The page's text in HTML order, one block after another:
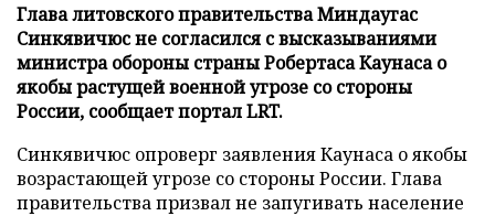
Глава литовского правительства Миндаугас
Синкявичюс не согласился с высказываниями
министра обороны страны Робертаса Каунаса о
якобы растущей военной угрозе со стороны
России, сообщает портал LRT.
Синкявичюс опроверг заявления Каунаса о якобы
возрастающей угрозе со стороны России. Глава
правительства призвал не запугивать население